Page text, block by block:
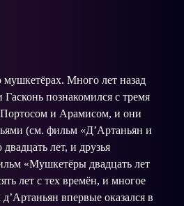
Много лет назад
познакомился с тремя
и Арамисом, и они
(см. фильм «Д’Артаньян и
лет, и друзья
«Мушкетёры двадцать лет
лет с тех времён, и многое
впервые оказался в